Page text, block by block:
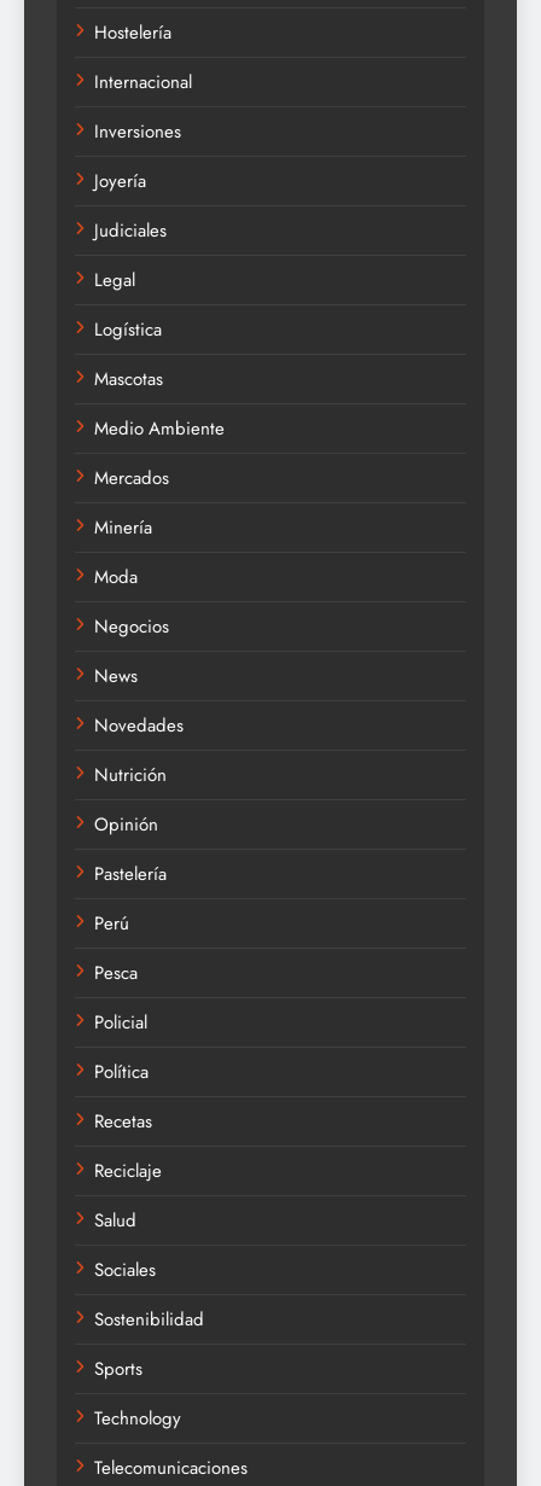
Hostelería
Internacional
Inversiones
Joyería
Judiciales
Legal
Logística
Mascotas
Medio Ambiente
Mercados
Minería
Moda
Negocios
News
Novedades
Nutrición
Opinión
Pastelería
Perú
Pesca
Policial
Política
Recetas
Reciclaje
Salud
Sociales
Sostenibilidad
Sports
Technology
Telecomunicaciones